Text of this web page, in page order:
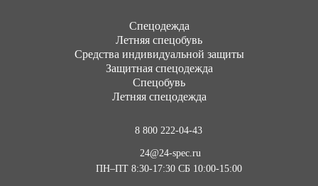
Cпецодежда
Летняя спецобувь
Средства индивидуальной защиты
Защитная спецодежда
Спецобувь
Летняя спецодежда
8 800 222-04-43
24@24-spec.ru
ПН–ПТ 8:30-17:30 СБ 10:00-15:00